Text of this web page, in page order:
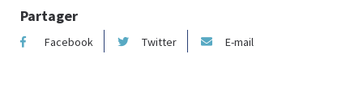
Partager
Facebook Twitter E-mail